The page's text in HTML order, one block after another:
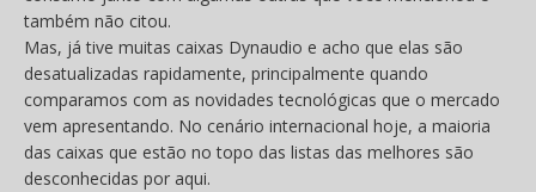
também não citou.
Mas, já tive muitas caixas Dynaudio e acho que elas são
desatualizadas rapidamente, principalmente quando
comparamos com as novidades tecnológicas que o mercado
vem apresentando. No cenário internacional hoje, a maioria
das caixas que estão no topo das listas das melhores são
desconhecidas por aqui.